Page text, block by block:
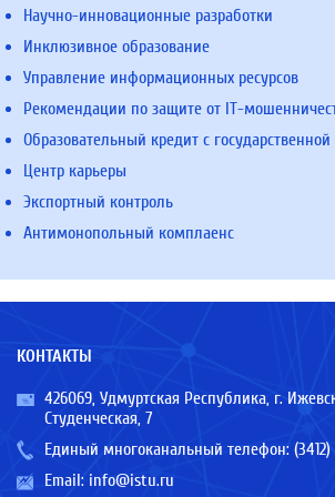
Научно-инновационные разработки
Инклюзивное образование
Управление информационных ресурсов
Рекомендации по защите от IT-
Образовательный кредит с
Центр карьеры
Экспортный контроль
Антимонопольный комплаенс
КОНТАКТЫ
426069, Удмуртская Республика, г.
Студенческая, 7
Единый многоканальный телефон:
Email: info@istu.ru